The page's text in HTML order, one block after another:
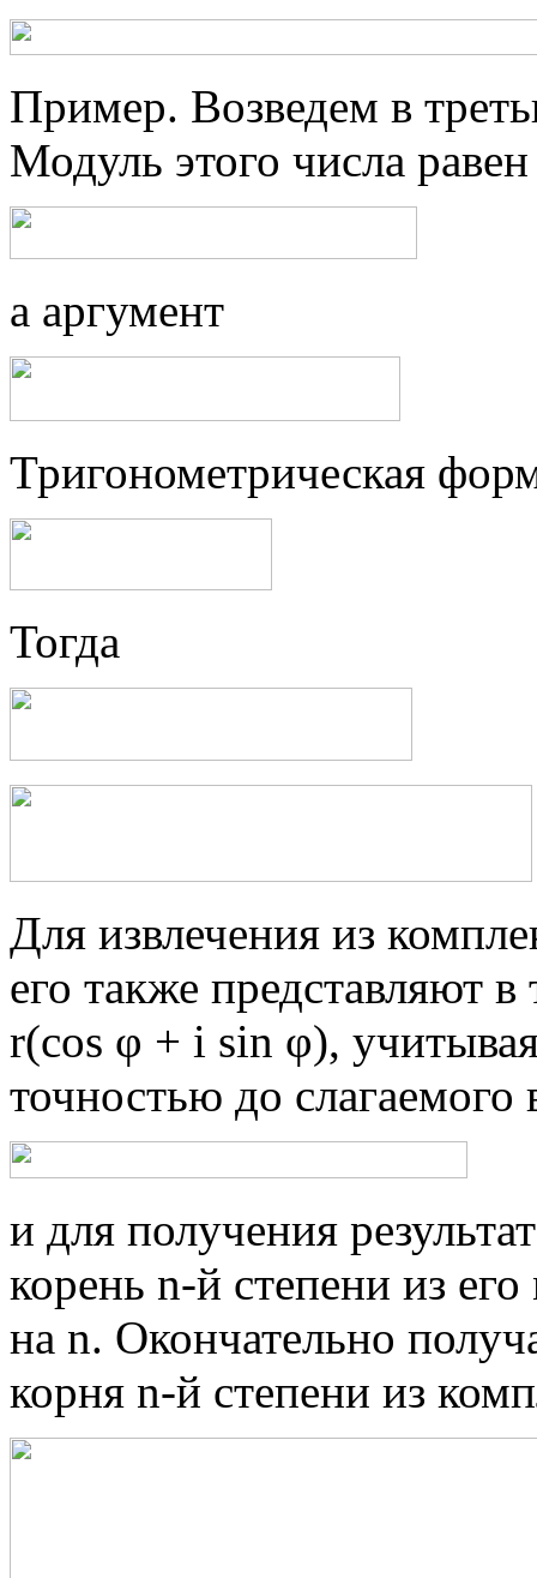
Пример. Возведем в
Модуль этого числа равен
а аргумент
Тригонометрическая
Тогда
Для извлечения из
его также представляют
r(cos φ + i sin φ),
точностью до слагаемого
и для получения
корень n-й степени из
на n. Окончательно
корня n-й степени из